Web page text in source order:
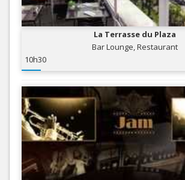
La Terrasse du Plaza
Bar Lounge, Restaurant
10h30